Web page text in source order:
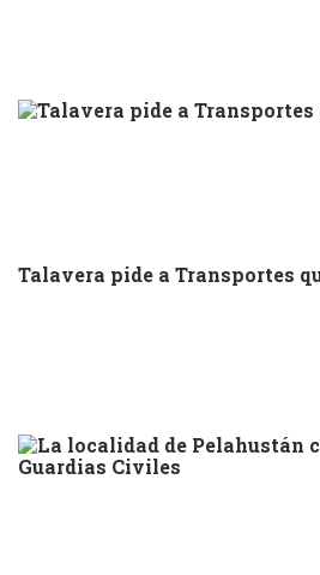
Talavera pide a Transportes